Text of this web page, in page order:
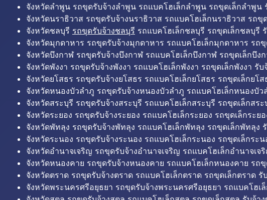
จังหวัดลำพูน รถขุดรับจ้างลำพูน รถแบคโฮเล็กลำพูน รถขุดเล็กลำพู
จังหวัดนราธิวาส รถขุดรับจ้างนราธิวาส รถแบคโฮเล็กนราธิวาส รถ
จังหวัดชลบุรี รถขุดรับจ้างชลบุรี รถแบคโฮเล็กชลบุรี รถขุดเล็กชลบุรี
จังหวัดมุกดาหาร รถขุดรับจ้างมุกดาหาร รถแบคโฮเล็กมุกดาหาร ร
จังหวัดบึงกาฬ รถขุดรับจ้างบึงกาฬ รถแบคโฮเล็กบึงกาฬ รถขุดเล็กบึ
จังหวัดพังงา รถขุดรับจ้างพังงา รถแบคโฮเล็กพังงา รถขุดเล็กพังงา รั
จังหวัดยโสธร รถขุดรับจ้างยโสธร รถแบคโฮเล็กยโสธร รถขุดเล็กยโ
จังหวัดหนองบัวลำภู รถขุดรับจ้างหนองบัวลำภู รถแบคโฮเล็กหนองบั
จังหวัดสระบุรี รถขุดรับจ้างสระบุรี รถแบคโฮเล็กสระบุรี รถขุดเล็กสร
จังหวัดระยอง รถขุดรับจ้างระยอง รถแบคโฮเล็กระยอง รถขุดเล็กระย
จังหวัดพัทลุง รถขุดรับจ้างพัทลุง รถแบคโฮเล็กพัทลุง รถขุดเล็กพัทลุง
จังหวัดระนอง รถขุดรับจ้างระนอง รถแบคโฮเล็กระนอง รถขุดเล็กระ
จังหวัดอำนาจเจริญ รถขุดรับจ้างอำนาจเจริญ รถแบคโฮเล็กอำนาจเ
จังหวัดหนองคาย รถขุดรับจ้างหนองคาย รถแบคโฮเล็กหนองคาย ร
จังหวัดตราด รถขุดรับจ้างตราด รถแบคโฮเล็กตราด รถขุดเล็กตราด
จังหวัดพระนครศรีอยุธยา รถขุดรับจ้างพระนครศรีอยุธยา รถแบคโฮ